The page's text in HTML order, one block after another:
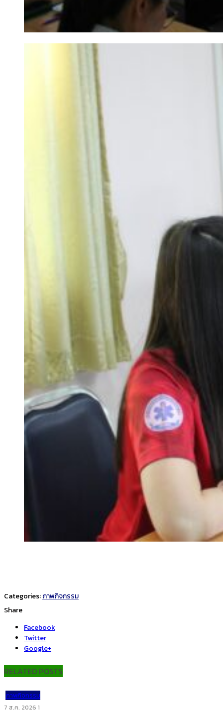
Categories:ภาพกิจกรรม
Share
Facebook
Twitter
Google+
RELATED POSTS
ภาพกิจกรรม
7 ส.ค. 2026 1